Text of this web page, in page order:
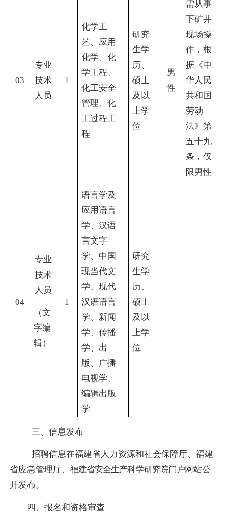
03
专业
技术
人员
1
化学工
艺、应用
化学、化
学工程、
化工安全
管理、化
工过程工
程
研究
生学
历、
硕士
及以
上学
位
男
性
需从事
下矿井
现场操
作，根
据《中
华人民
共和国
劳动
法》第
五十九
条，仅
限男性
04
专业
技术
人员
（文
字编
辑）
1
语言学及
应用语言
学、汉语
言文字
学、中国
现当代文
学、现代
汉语语言
学、新闻
学、传播
学、出
版、广播
电视学、
编辑出版
学
研究
生学
历、
硕士
及以
上学
位
三、 信息发布
招聘信息在福建省人力资源和社会保障厅、福建
省应急管理厅、 福建省安全生产科学研究院门户网站公
开发布。
四、报名和资格审查